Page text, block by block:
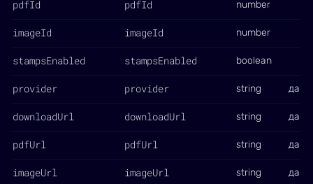
pdfId pdfId number
imageId imageId number
stampsEnabled stampsEnabled boolean
provider provider string да
downloadUrl downloadUrl string да
pdfUrl pdfUrl string да
imageUrl imageUrl string да